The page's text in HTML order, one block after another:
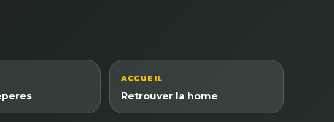
ACCUEIL
Retrouver la home